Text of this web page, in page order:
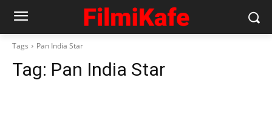
Tags Pan India Star
Tag: Pan India Star